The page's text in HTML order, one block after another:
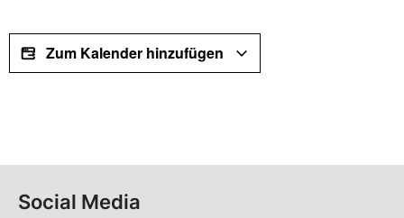
Zum Kalender hinzufügen
Social Media